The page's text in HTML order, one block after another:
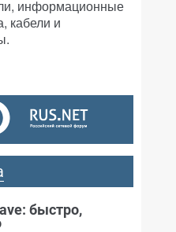
информационные
кабели и
быстро,